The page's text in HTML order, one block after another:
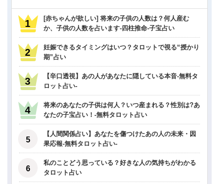
[赤ちゃんが欲しい] 将来の子供の人数は？何人産む
か、子供の人数を占います-四柱推命-子宝占い
妊娠できるタイミングはいつ？タロットで視る“授かり
期”占い
【辛口透視】あの人があなたに隠している本音-無料タ
ロット占い-
将来のあなたの子供は何人？いつ産まれる？性別は?あ
なたの子宝占い！-無料タロット占い
【人間関係占い】あなたを傷つけたあの人の未来・因
果応報-無料タロット占い-
私のことどう思っている？好きな人の気持ちがわかる
タロット占い